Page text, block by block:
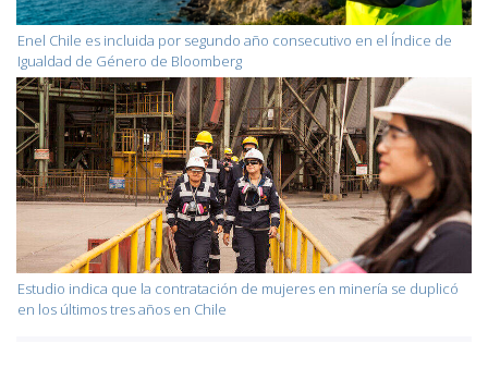
Enel Chile es incluida por segundo año consecutivo en el Índice de
Igualdad de Género de Bloomberg
Estudio indica que la contratación de mujeres en minería se duplicó
en los últimos tres años en Chile